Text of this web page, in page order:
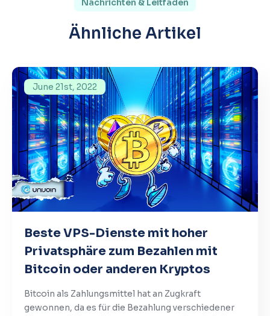
Ähnliche Artikel
June 21st, 2022
Beste VPS-Dienste mit hoher
Privatsphäre zum Bezahlen mit
Bitcoin oder anderen Kryptos
Bitcoin als Zahlungsmittel hat an Zugkraft
gewonnen, da es für die Bezahlung verschiedener